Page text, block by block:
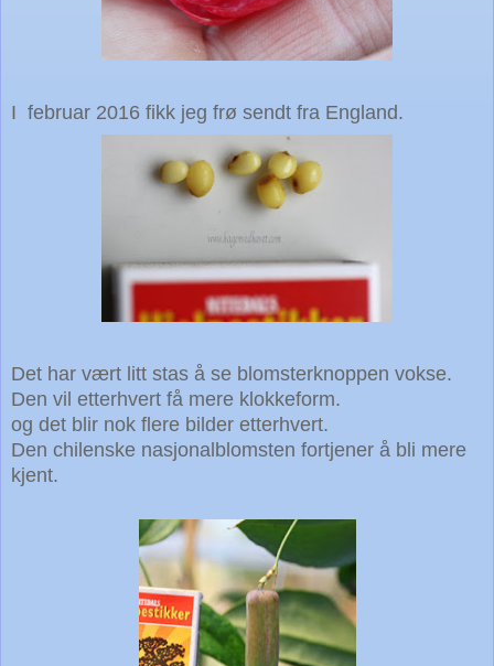
I februar 2016 fikk jeg frø sendt fra England.
Det har vært litt stas å se blomsterknoppen vokse.
Den vil etterhvert få mere klokkeform.
og det blir nok flere bilder etterhvert.
Den chilenske nasjonalblomsten fortjener å bli mere
kjent.